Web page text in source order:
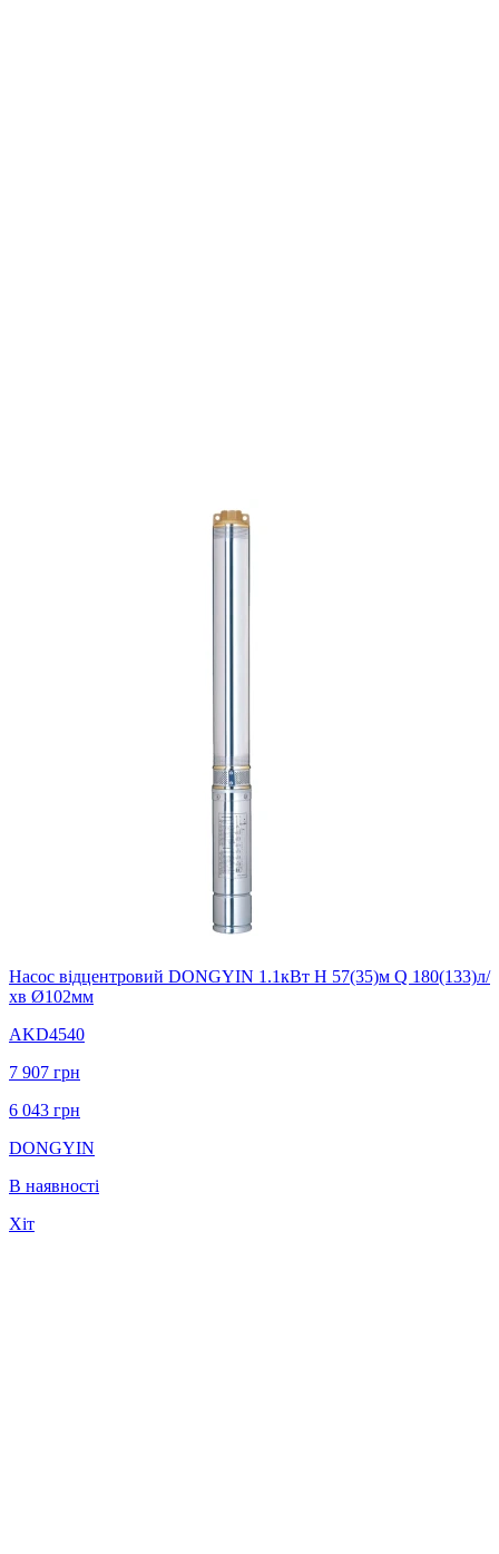
Насос вiдцентровий DONGYIN 1.1кВт H 57(35)м Q 180(133)л/
хв Ø102мм
AKD4540
7 907 грн
6 043 грн
DONGYIN
В наявності
Хіт